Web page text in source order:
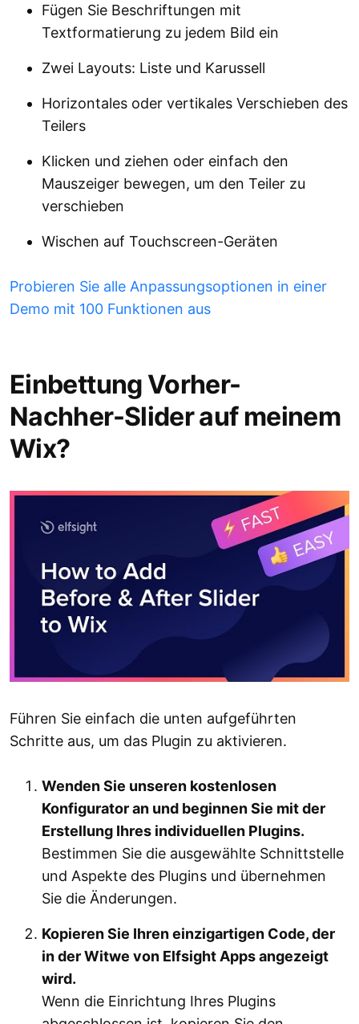
Fügen Sie Beschriftungen mit
Textformatierung zu jedem Bild ein
Zwei Layouts: Liste und Karussell
Horizontales oder vertikales Verschieben des
Teilers
Klicken und ziehen oder einfach den
Mauszeiger bewegen, um den Teiler zu
verschieben
Wischen auf Touchscreen-Geräten
Probieren Sie alle Anpassungsoptionen in einer
Demo mit 100 Funktionen aus
Einbettung Vorher-
Nachher-Slider auf meinem
Wix?
Führen Sie einfach die unten aufgeführten
Schritte aus, um das Plugin zu aktivieren.
Wenden Sie unseren kostenlosen
Konfigurator an und beginnen Sie mit der
Erstellung Ihres individuellen Plugins.
Bestimmen Sie die ausgewählte Schnittstelle
und Aspekte des Plugins und übernehmen
Sie die Änderungen.
Kopieren Sie Ihren einzigartigen Code, der
in der Witwe von Elfsight Apps angezeigt
wird.
Wenn die Einrichtung Ihres Plugins